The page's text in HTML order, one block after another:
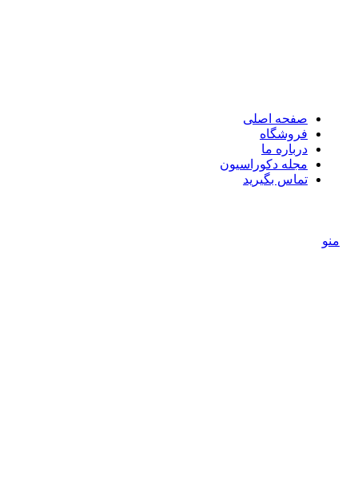
صفحه اصلی
فروشگاه
درباره ما
مجله دکوراسیون
تماس بگیرید
منو